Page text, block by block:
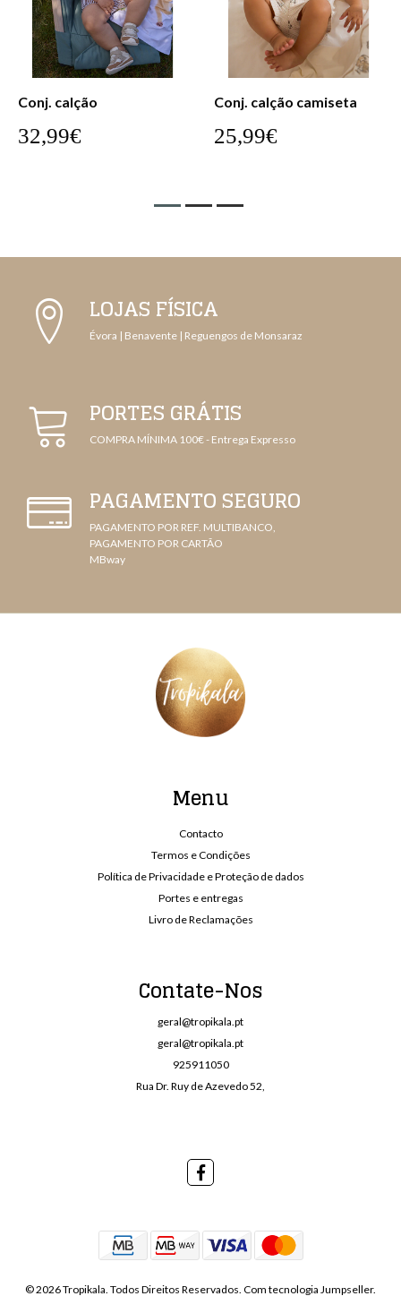
Conj. calção
32,99€
Conj. calção camiseta
25,99€
LOJAS FÍSICA
Évora | Benavente | Reguengos de Monsaraz
PORTES GRÁTIS
COMPRA MÍNIMA 100€ - Entrega Expresso
PAGAMENTO SEGURO
PAGAMENTO POR REF. MULTIBANCO,
PAGAMENTO POR CARTÃO
MBway
Menu
Contacto
Termos e Condições
Política de Privacidade e Proteção de dados
Portes e entregas
Livro de Reclamações
Contate-Nos
geral@tropikala.pt
geral@tropikala.pt
925911050
Rua Dr. Ruy de Azevedo 52,
© 2026 Tropikala. Todos Direitos Reservados. Com tecnologia Jumpseller.